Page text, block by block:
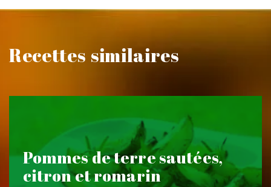
Recettes similaires
Pommes de terre sautées,
citron et romarin